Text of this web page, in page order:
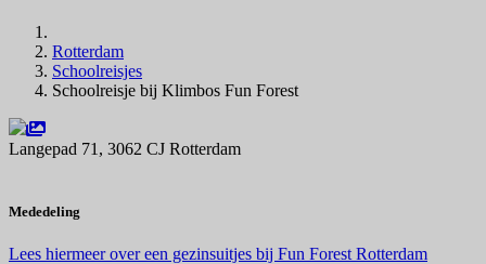
Rotterdam
Schoolreisjes
Schoolreisje bij Klimbos Fun Forest
Langepad 71, 3062 CJ Rotterdam
Mededeling
Lees hiermeer over een gezinsuitjes bij Fun Forest Rotterdam